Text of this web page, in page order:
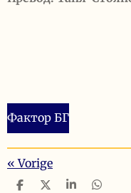
Фактор БГ
«Vorige
D
D
S
D